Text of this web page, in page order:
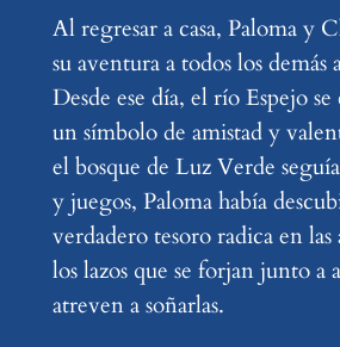
Al regresar a casa, Paloma y
su aventura a todos los demás
Desde ese día, el río Espejo
un símbolo de amistad y
el bosque de Luz Verde
y juegos, Paloma había
verdadero tesoro radica en
los lazos que se forjan junto a
atreven a soñarlas.